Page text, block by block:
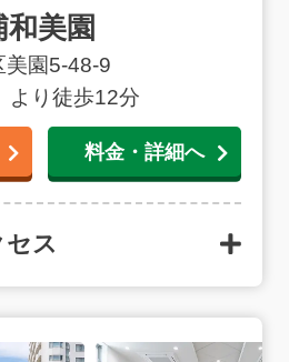
和美園
美園5-48-9
より徒歩12分
料金・詳細へ
ス